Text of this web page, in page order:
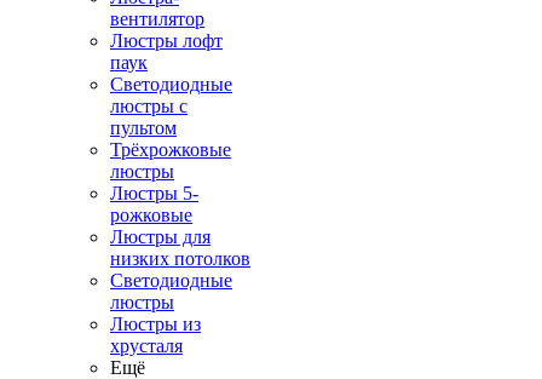
вентилятор
Люстры лофт
паук
Светодиодные
люстры с
пультом
Трёхрожковые
люстры
Люстры 5-
рожковые
Люстры для
низких потолков
Cветодиодные
люстры
Люстры из
хрусталя
Ещё